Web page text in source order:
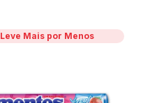
Leve Mais por Menos